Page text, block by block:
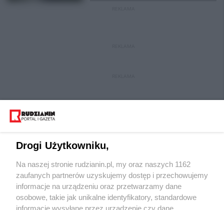
Wydawca mediów lokalnych
Drogi Użytkowniku,
Na naszej stronie rudzianin.pl, my oraz naszych 1162
zaufanych partnerów uzyskujemy dostęp i przechowujemy
informacje na urządzeniu oraz przetwarzamy dane
osobowe, takie jak unikalne identyfikatory, standardowe
informacje wysyłane przez urządzenie czy dane